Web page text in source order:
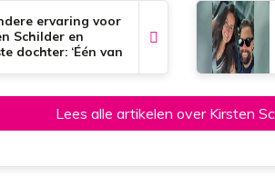
ervaring voor
Schilder en
dochter: ‘Één van
Lees alle artikelen over Kirsten